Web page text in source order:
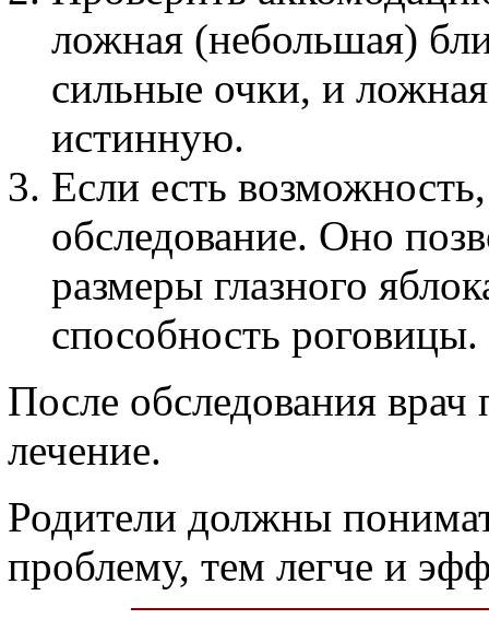
ложная (небольшая)
сильные очки, и
истинную.
Если есть
обследование. Оно
размеры глазного
способность роговицы.
После обследования врач
лечение.
Родители должны
проблему, тем легче и